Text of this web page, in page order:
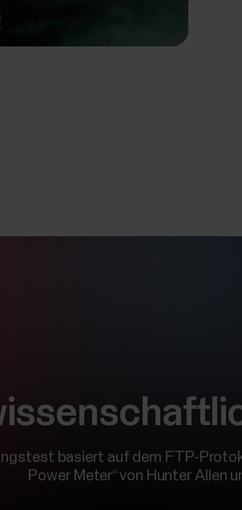
basiert auf dem FTP-
Power Meter“ von Hunter Allen